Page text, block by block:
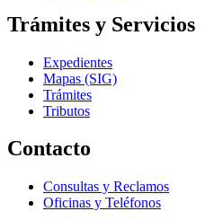
Trámites y Servicios
Expedientes
Mapas (SIG)
Trámites
Tributos
Contacto
Consultas y Reclamos
Oficinas y Teléfonos